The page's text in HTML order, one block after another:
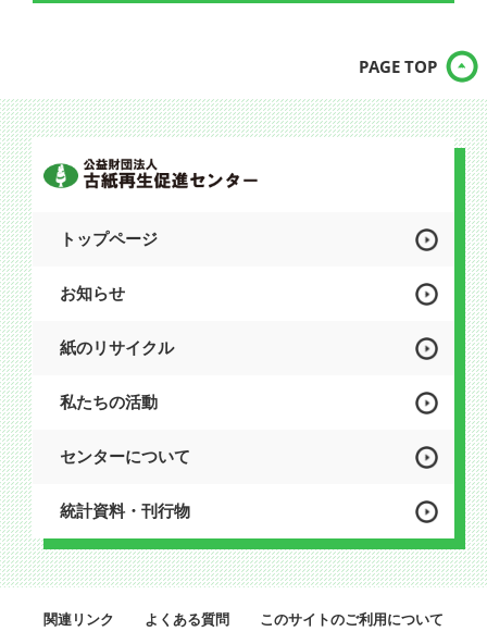
PAGE TOP
トップページ
お知らせ
紙のリサイクル
私たちの活動
センターについて
統計資料・刊行物
関連リンク よくある質問 このサイトのご利用について